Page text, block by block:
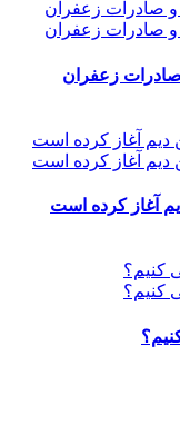
صادرات زعفران
آغاز کرده است